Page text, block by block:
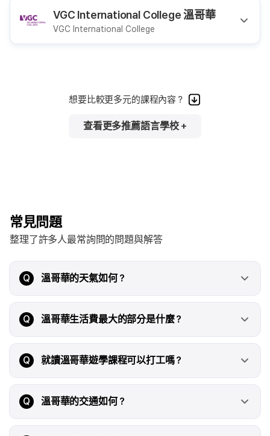
VGC International College 溫哥華
VGC International College
想要比較更多元的課程內容？
查看更多推薦語言學校 +
常見問題
整理了許多人最常詢問的問題與解答
Q 溫哥華的天氣如何？
Q 溫哥華生活費最大的部分是什麼？
Q 就讀溫哥華遊學課程可以打工嗎？
Q 溫哥華的交通如何？